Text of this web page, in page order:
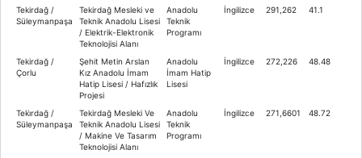
Tekirdağ /
Süleymanpaşa
Tekirdağ Mesleki ve
Teknik Anadolu Lisesi
/ Elektrik-Elektronik
Teknolojisi Alanı
Anadolu
Teknik
Programı
İngilizce 291,262 41.1
Tekirdağ /
Çorlu
Şehit Metin Arslan
Kız Anadolu İmam
Hatip Lisesi / Hafızlık
Projesi
Anadolu
İmam Hatip
Lisesi
İngilizce 272,226 48.48
Teki̇rdağ /
Süleymanpaşa
Tekirdağ Mesleki Ve
Teknik Anadolu Lisesi
/ Makine Ve Tasarım
Teknolojisi Alanı
Anadolu
Teknik
Programı
İngilizce 271,6601 48.72